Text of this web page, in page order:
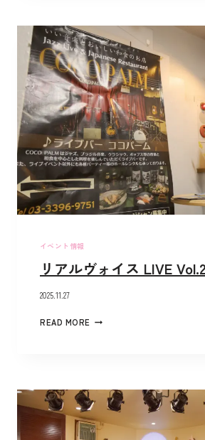
イベント情報
リアルヴォイス LIVE
2025.11.27
READ MORE